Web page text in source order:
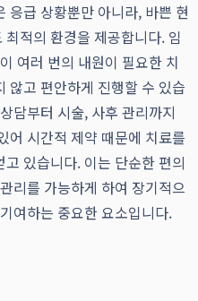
응급 상황뿐만 아니라, 바쁜 현
적의 환경을 제공합니다. 임
여러 번의 내원이 필요한 치
않고 편안하게 진행할 수 있습
담부터 시술, 사후 관리까지
어 시간적 제약 때문에 치료를
있습니다. 이는 단순한 편의
리를 가능하게 하여 장기적으
여하는 중요한 요소입니다.